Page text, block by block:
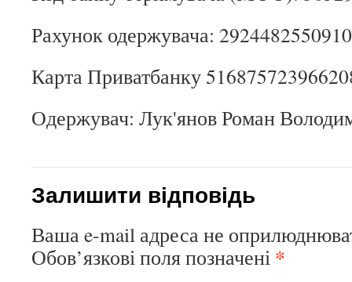
Рахунок одержувача:
Карта Приватбанку
Одержувач: Лук'янов Роман
Залишити відповідь
Ваша e-mail адреса не
Обов’язкові поля позначені *